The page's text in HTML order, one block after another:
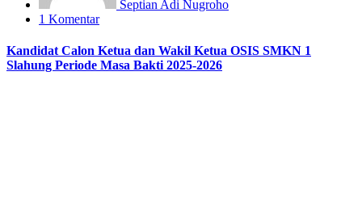
Septian Adi Nugroho
1 Komentar
Kandidat Calon Ketua dan Wakil Ketua OSIS SMKN 1
Slahung Periode Masa Bakti 2025-2026